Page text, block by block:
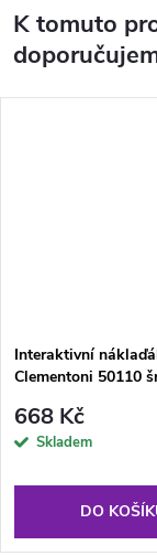
K tomuto
Interaktivní
Clementoni 50110
668 Kč
Skladem
DO